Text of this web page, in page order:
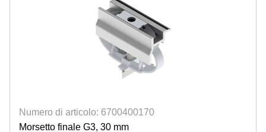
Numero di articolo: 6700400170
Morsetto finale G3, 30 mm